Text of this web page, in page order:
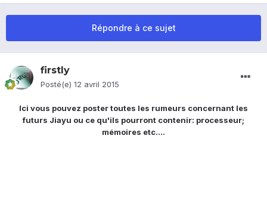
Répondre à ce sujet
firstly
Posté(e) 12 avril 2015
Ici vous pouvez poster toutes les rumeurs concernant les
futurs Jiayu ou ce qu'ils pourront contenir: processeur;
mémoires etc....